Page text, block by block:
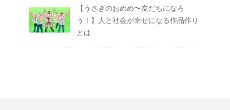
【うさぎのおめめ〜友だちになろ
う！】人と社会が幸せになる作品作り
とは